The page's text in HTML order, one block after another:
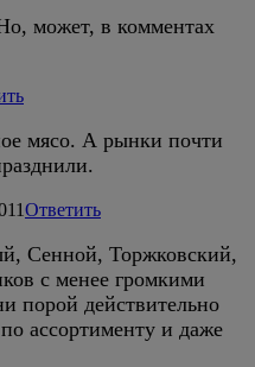
может, в комментах
мясо. А рынки почти
Ответить
Сенной, Торжковский,
с менее громкими
порой действительно
ассортименту и даже